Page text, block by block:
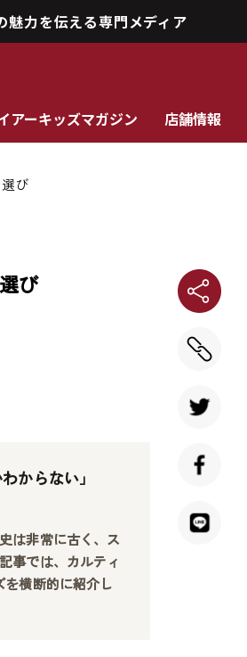
魅力を伝える専門メディア
アーキッズマガジン 店舗情報
び
び
からない」
は非常に古く、ス
事では、カルティ
横断的に紹介し